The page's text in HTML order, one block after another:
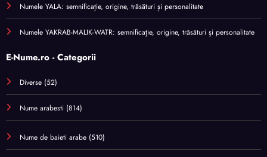
Numele YALA: semnificație, origine, trăsături și personalitate
Numele YAKRAB-MALIK-WATR: semnificație, origine, trăsături și personalitate
E-Nume.ro - Categorii
Diverse (52)
Nume arabesti (814)
Nume de baieti arabe (510)